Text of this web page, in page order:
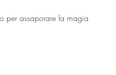
per assaporare la magia